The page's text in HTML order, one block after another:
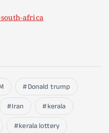
africa
Donald trump
Iran
kerala
kerala lottery